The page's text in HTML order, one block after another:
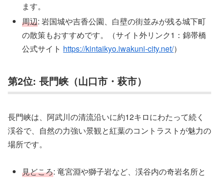
ます。
周辺: 岩国城や吉香公園、白壁の街並みが残る城下町
の散策もおすすめです。（サイト外リンク1：錦帯橋
公式サイト https://kintaikyo.iwakuni-city.net/）
第2位: 長門峡（山口市・萩市）
長門峡は、阿武川の清流沿いに約12キロにわたって続く
渓谷で、自然の力強い景観と紅葉のコントラストが魅力の
場所です。
見どころ: 竜宮淵や獅子岩など、渓谷内の奇岩名所と